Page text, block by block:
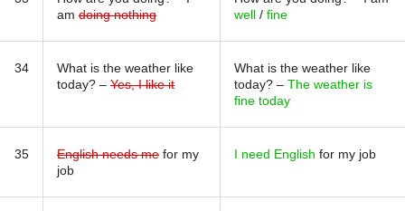
am doing nothing
well / fine
34
What is the weather like
today? – Yes, I like it
What is the weather like
today? – The weather is
fine today
35 English needs me for my
job
I need English for my job